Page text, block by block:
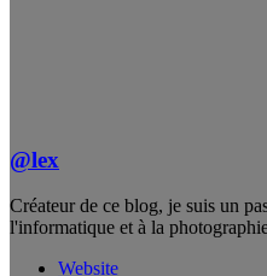
@lex
Créateur de ce blog, je suis un
l'informatique et à la
Website